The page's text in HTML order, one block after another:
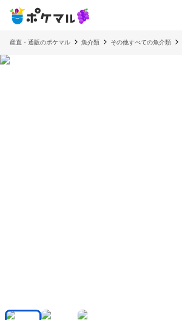
産直・通販のポケマル 魚介類 その他すべての魚介類